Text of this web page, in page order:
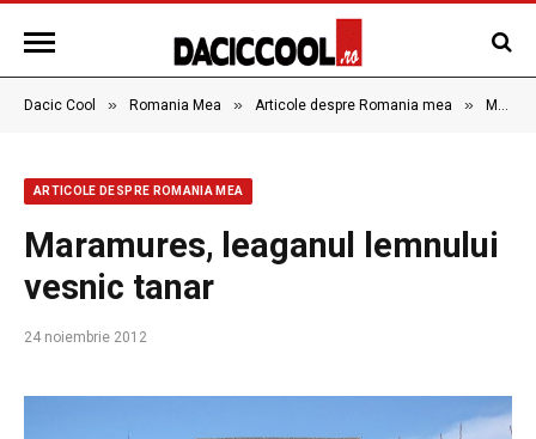
Dacic Cool » Romania Mea » Articole despre Romania mea » Maramures, leaganul lemnului vesnic tanar
ARTICOLE DESPRE ROMANIA MEA
Maramures, leaganul lemnului
vesnic tanar
24 noiembrie 2012